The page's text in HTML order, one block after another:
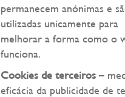
permanecem anónimas e
utilizadas unicamente para
melhorar a forma como o
funciona.
Cookies de terceiros –
eficácia da publicidade de